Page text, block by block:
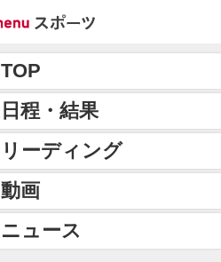
TOP
日程・結果
リーディング
動画
ニュース